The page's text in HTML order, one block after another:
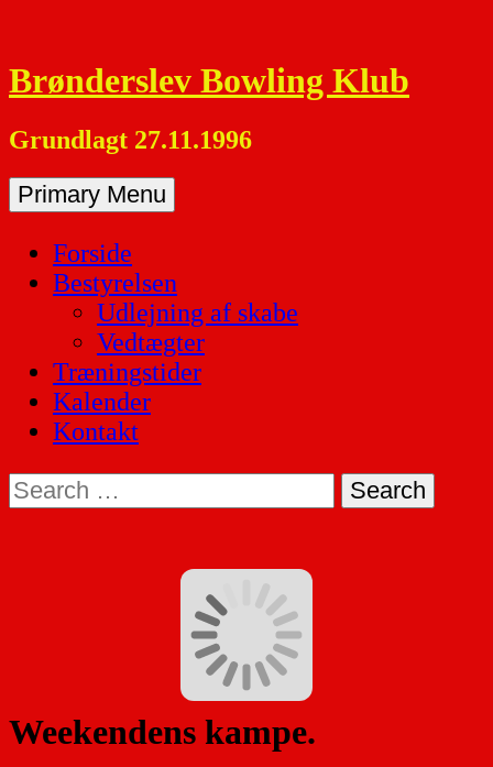
content
Brønderslev Bowling Klub
Grundlagt 27.11.1996
Primary Menu
Forside
Bestyrelsen
Udlejning af skabe
Vedtægter
Træningstider
Kalender
Kontakt
Search
for:
Weekendens kampe.